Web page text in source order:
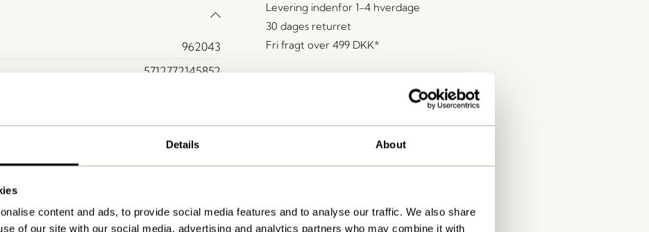
Details About
content and ads, to provide social media features and to analyse our traffic. We also share
of our site with our social media, advertising and analytics partners who may combine it with
962043
5712772145852
ø25xh28cm
2.600
Se vejledning
Levering indenfor 1-4 hverdage
30 dages returret
Fri fragt over 499 DKK*